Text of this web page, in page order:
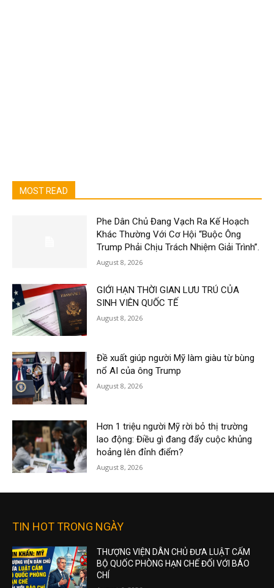
MOST READ
Phe Dân Chủ Đang Vạch Ra Kế Hoạch
Khác Thường Với Cơ Hội “Buộc Ông
Trump Phải Chịu Trách Nhiệm Giải Trình”.
August 8, 2026
GIỚI HẠN THỜI GIAN LƯU TRÚ CỦA
SINH VIÊN QUỐC TẾ
August 8, 2026
Đề xuất giúp người Mỹ làm giàu từ bùng
nổ AI của ông Trump
August 8, 2026
Hơn 1 triệu người Mỹ rời bỏ thị trường
lao động: Điều gì đang đẩy cuộc khủng
hoảng lên đỉnh điểm?
August 8, 2026
TIN HOT TRONG NGÀY
THƯỢNG VIỆN DÂN CHỦ ĐƯA LUẬT CẤM
BỘ QUỐC PHÒNG HẠN CHẾ ĐỐI VỚI BÁO
CHÍ